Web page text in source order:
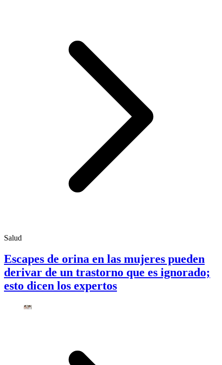
Salud
Escapes de orina en las mujeres pueden
derivar de un trastorno que es ignorado;
esto dicen los expertos